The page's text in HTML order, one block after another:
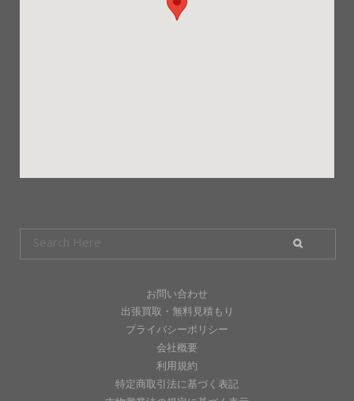
お問い合わせ
出張買取・無料見積もり
プライバシーポリシー
会社概要
利用規約
特定商取引法に基づく表記